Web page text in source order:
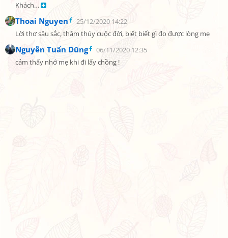
Khách…
Thoai Nguyen
25/12/2020 14:22
Lời thơ sâu sắc, thâm thúy cuộc đời, biết biết gì đo được lòng mẹ
Nguyễn Tuấn Dũng
06/11/2020 12:35
cảm thấy nhớ mẹ khi đi lấy chồng !